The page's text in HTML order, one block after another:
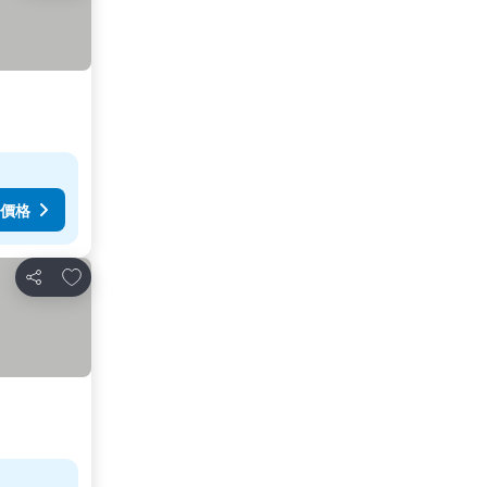
格
分享
加入我的最愛